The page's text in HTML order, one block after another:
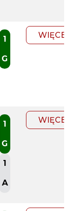
1
G
WIĘCEJ
1
G
1
A
WIĘCEJ